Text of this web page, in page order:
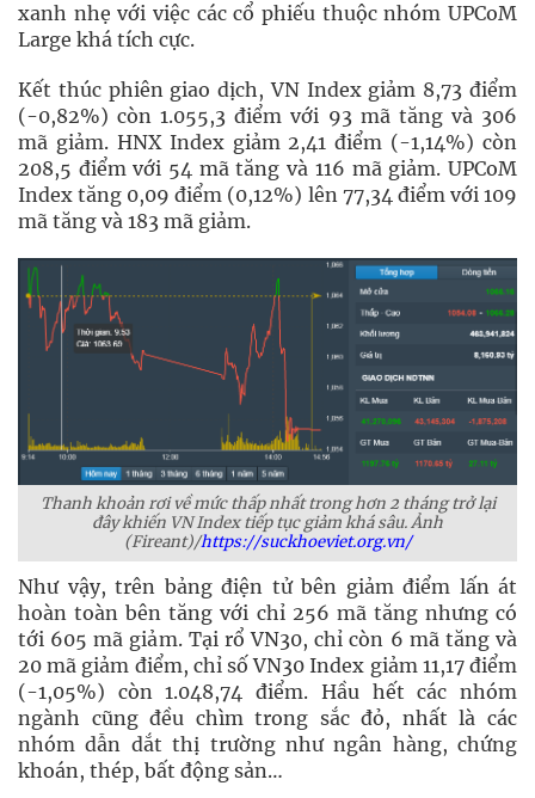
xanh nhẹ với việc các cổ phiếu thuộc nhóm UPCoM
Large khá tích cực.
Kết thúc phiên giao dịch, VN Index giảm 8,73 điểm
(-0,82%) còn 1.055,3 điểm với 93 mã tăng và 306
mã giảm. HNX Index giảm 2,41 điểm (-1,14%) còn
208,5 điểm với 54 mã tăng và 116 mã giảm. UPCoM
Index tăng 0,09 điểm (0,12%) lên 77,34 điểm với 109
mã tăng và 183 mã giảm.
Thanh khoản rơi về mức thấp nhất trong hơn 2 tháng trở lại
đây khiến VN Index tiếp tục giảm khá sâu. Ảnh
(Fireant)/https://suckhoeviet.org.vn/
Như vậy, trên bảng điện tử bên giảm điểm lấn át
hoàn toàn bên tăng với chỉ 256 mã tăng nhưng có
tới 605 mã giảm. Tại rổ VN30, chỉ còn 6 mã tăng và
20 mã giảm điểm, chỉ số VN30 Index giảm 11,17 điểm
(-1,05%) còn 1.048,74 điểm. Hầu hết các nhóm
ngành cũng đều chìm trong sắc đỏ, nhất là các
nhóm dẫn dắt thị trường như ngân hàng, chứng
khoán, thép, bất động sản…